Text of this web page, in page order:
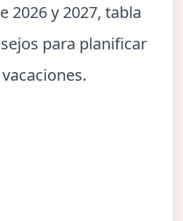
2026 y 2027, tabla
para planificar